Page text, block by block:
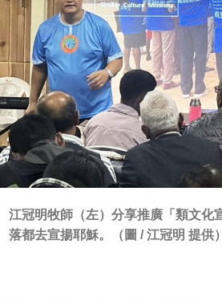
江冠明牧師（左）分享推廣「類文化
落都去宣揚耶穌。（圖 / 江冠明 提供）